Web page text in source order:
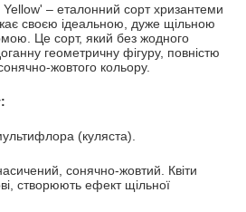
– еталонний сорт хризантеми
своєю ідеальною, дуже щільною
Це сорт, який без жодного
геометричну фігуру, повністю
жовтого кольору.
(куляста).
сонячно-жовтий. Квіти
створюють ефект щільної